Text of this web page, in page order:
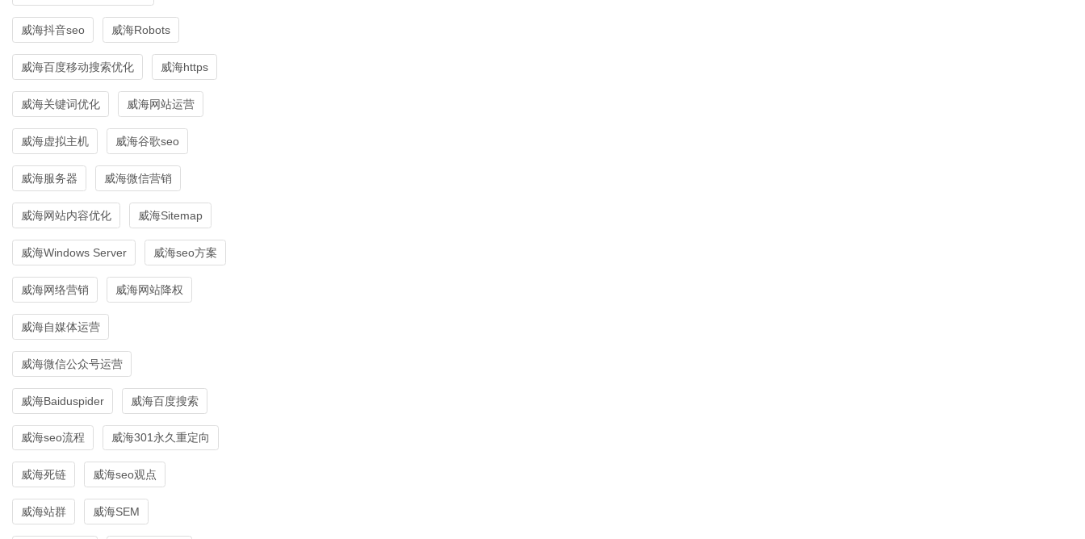
威海抖音seo 威海Robots
威海百度移动搜索优化 威海https
威海关键词优化 威海网站运营
威海虚拟主机 威海谷歌seo
威海服务器 威海微信营销
威海网站内容优化 威海Sitemap
威海Windows Server 威海seo方案
威海网络营销 威海网站降权
威海自媒体运营
威海微信公众号运营
威海Baiduspider 威海百度搜索
威海seo流程 威海301永久重定向
威海死链 威海seo观点
威海站群 威海SEM